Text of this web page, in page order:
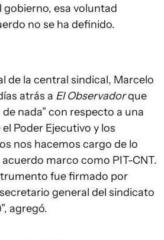
esa voluntad
no se ha definido.
de la central sindical, Marcelo
atrás a El Observadorque
nada” con respecto a una
Poder Ejecutivo y los
nos hacemos cargo de lo
marco como PIT-CNT.
fue firmado por
general del sindicato
agregó.